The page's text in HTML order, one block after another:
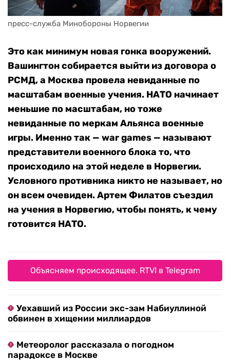
пресс-служба Минобороны Норвегии
Это как минимум новая гонка вооружений.
Вашингтон собирается выйти из договора о
РСМД, а Москва провела невиданные по
масштабам военные учения. НАТО начинает
меньшие по масштабам, но тоже
невиданные по меркам Альянса военные
игры. Именно так — war games — называют
представители военного блока то, что
происходило на этой неделе в Норвегии.
Условного противника никто не называет, но
он всем очевиден. Артем Филатов съездил
на учения в Норвегию, чтобы понять, к чему
готовится НАТО.
Объясняем происходящее. RTVI в Telegram
Уехавший из России экс-зам Набиуллиной
обвинен в хищении миллиардов
Метеоролог рассказала о погодном
парадоксе в Москве